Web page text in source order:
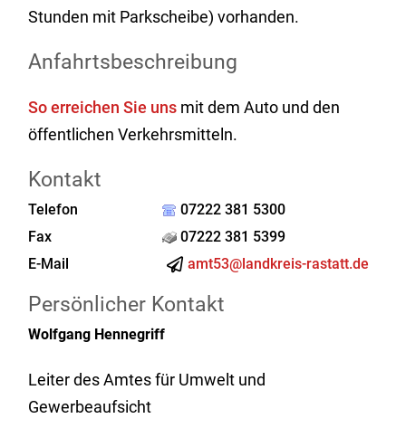
Stunden mit Parkscheibe) vorhanden.
Anfahrtsbeschreibung
So erreichen Sie uns mit dem Auto und den
öffentlichen Verkehrsmitteln.
Kontakt
Telefon
07222 381 5300
Fax
07222 381 5399
E-Mail
amt53@landkreis-rastatt.de
Persönlicher Kontakt
Wolfgang Hennegriff
Leiter des Amtes für Umwelt und
Gewerbeaufsicht